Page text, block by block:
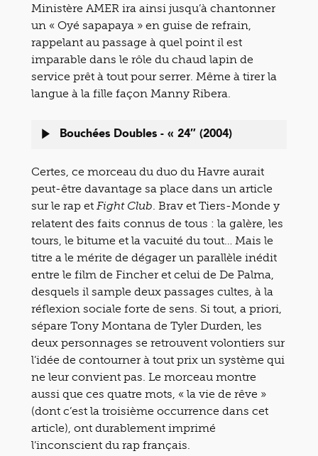
Ministère AMER ira ainsi jusqu’à chantonner
un « Oyé sapapaya » en guise de refrain,
rappelant au passage à quel point il est
imparable dans le rôle du chaud lapin de
service prêt à tout pour serrer. Même à tirer la
langue à la fille façon Manny Ribera.
Bouchées Doubles - « 24″ (2004)
Certes, ce morceau du duo du Havre aurait
peut-être davantage sa place dans un article
sur le rap et Fight Club. Brav et Tiers-Monde y
relatent des faits connus de tous : la galère, les
tours, le bitume et la vacuité du tout… Mais le
titre a le mérite de dégager un parallèle inédit
entre le film de Fincher et celui de De Palma,
desquels il sample deux passages cultes, à la
réflexion sociale forte de sens. Si tout, a priori,
sépare Tony Montana de Tyler Durden, les
deux personnages se retrouvent volontiers sur
l’idée de contourner à tout prix un système qui
ne leur convient pas. Le morceau montre
aussi que ces quatre mots, « la vie de rêve »
(dont c’est la troisième occurrence dans cet
article), ont durablement imprimé
l’inconscient du rap français.